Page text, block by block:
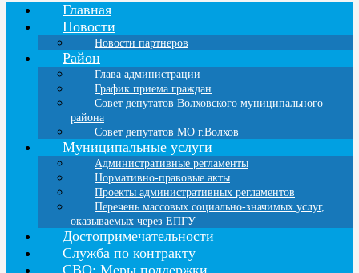
Главная
Новости
Новости партнеров
Район
Глава администрации
График приема граждан
Совет депутатов Волховского муниципального
района
Совет депутатов МО г.Волхов
Муниципальные услуги
Административные регламенты
Нормативно-правовые акты
Проекты административных регламентов
Перечень массовых социально-значимых услуг,
оказываемых через ЕПГУ
Достопримечательности
Служба по контракту
СВО: Меры поддержки